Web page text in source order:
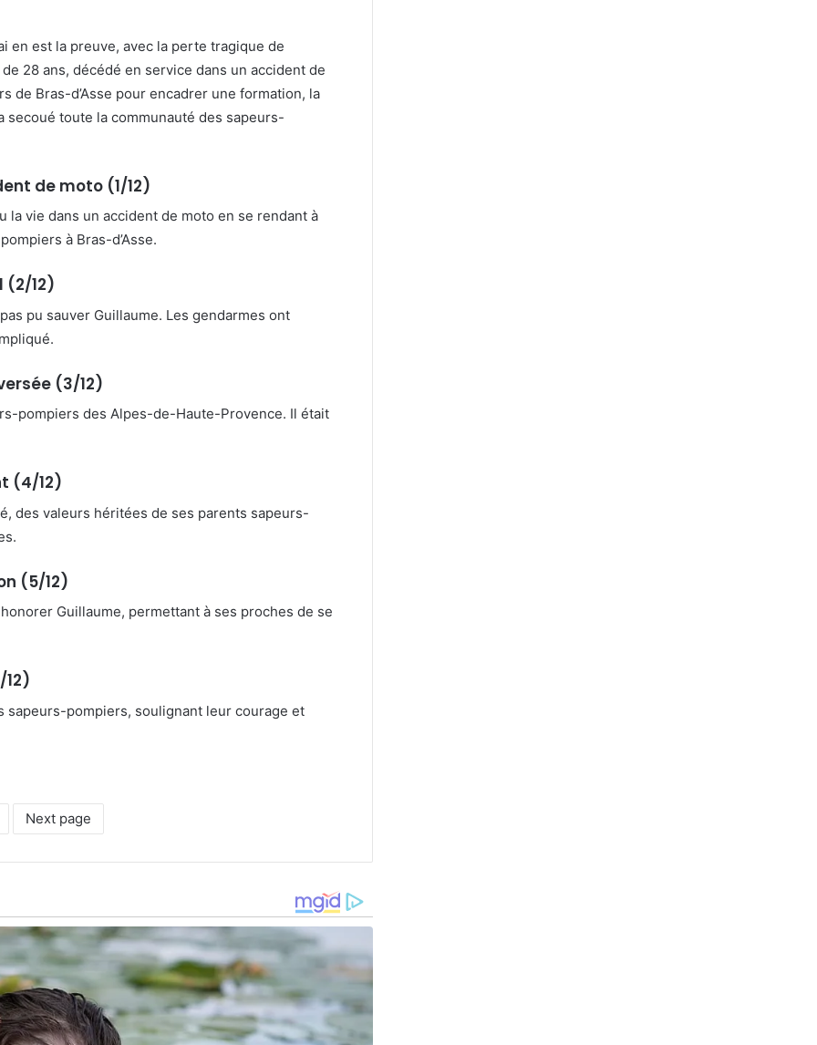
en est la preuve, avec la perte tragique de
28 ans, décédé en service dans un accident de
de Bras-d’Asse pour encadrer une formation, la
secoué toute la communauté des sapeurs-
de moto (1/12)
vie dans un accident de moto en se rendant à
à Bras-d’Asse.
(2/12)
pu sauver Guillaume. Les gendarmes ont
(3/12)
pompiers des Alpes-de-Haute-Provence. Il était
(4/12)
des valeurs héritées de ses parents sapeurs-
(5/12)
Guillaume, permettant à ses proches de se
sapeurs-pompiers, soulignant leur courage et
Next page